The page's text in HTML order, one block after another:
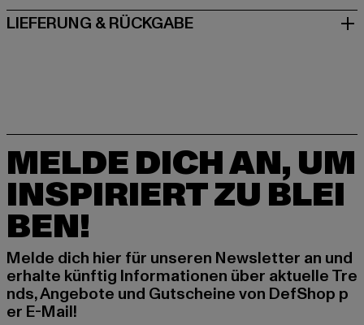
LIEFERUNG & RÜCKGABE
MELDE DICH AN, UM
INSPIRIERT ZU BLEI
BEN!
Melde dich hier für unseren Newsletter an und
erhalte künftig Informationen über aktuelle Tre
nds, Angebote und Gutscheine von DefShop p
er E-Mail!